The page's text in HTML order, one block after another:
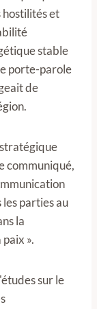
hostilités et
stable
porte-parole
de
communiqué,
parties au
la
».
sur le